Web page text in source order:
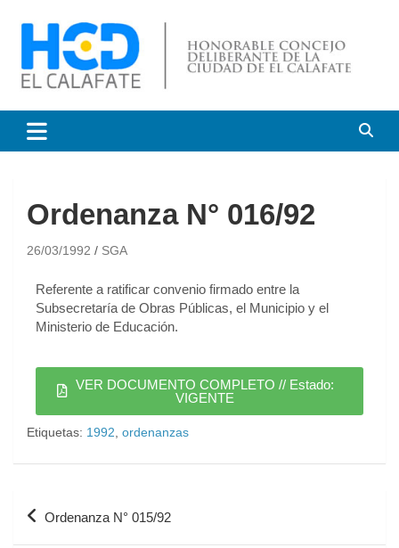
Honorable Concejo
Deliberante de El Calafate
Ordenanza N° 016/92
26/03/1992 SGA
Referente a ratificar convenio firmado entre la
Subsecretaría de Obras Públicas, el Municipio y el
Ministerio de Educación.
VER DOCUMENTO COMPLETO // Estado:
VIGENTE
Etiquetas: 1992 ordenanzas
Ordenanza N° 015/92